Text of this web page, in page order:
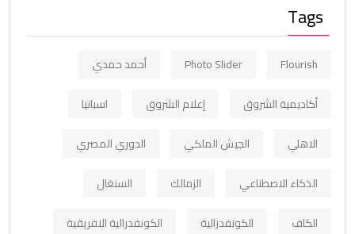
Tags
Flourish
Photo Slider
أحمد حمدي
أكاديمية الشروق
إعلام الشروق
اسبانيا
الاهلي
الجيش الملكي
الدوري المصري
الذكاء الاصطناعي
الزمالك
السنغال
الكاف
الكونفدرالية
الكونفدرالية الافريقية